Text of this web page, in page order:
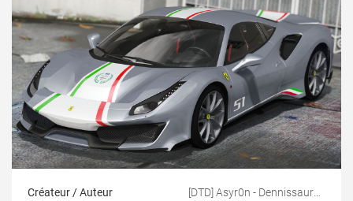
Créateur / Auteur